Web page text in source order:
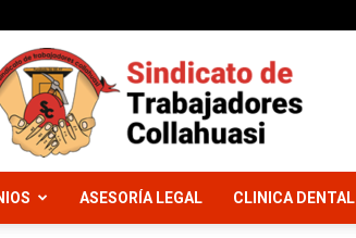
Sindicato
ASESORÍA LEGAL CLINICA DENTAL